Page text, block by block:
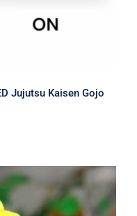
Jujutsu Kaisen Gojo